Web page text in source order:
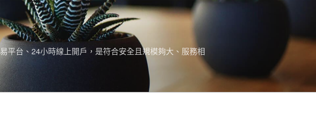
平台、24小時線上開戶，是符合安全且規模夠大、服務相